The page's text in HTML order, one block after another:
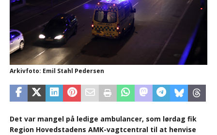
Arkivfoto: Emil Stahl Pedersen
Det var mangel på ledige ambulancer, som lørdag fik
Region Hovedstadens AMK-vagtcentral til at henvise